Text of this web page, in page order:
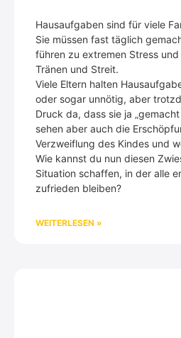
Hausaufgaben sind für viele
Sie müssen fast täglich
führen zu extremen Stress
Tränen und Streit.
Viele Eltern halten
oder sogar unnötig, aber
Druck da, dass sie ja
sehen aber auch die
Verzweiflung des Kindes und
Wie kannst du nun diesen
Situation schaffen, in der alle
zufrieden bleiben?
WEITERLESEN »